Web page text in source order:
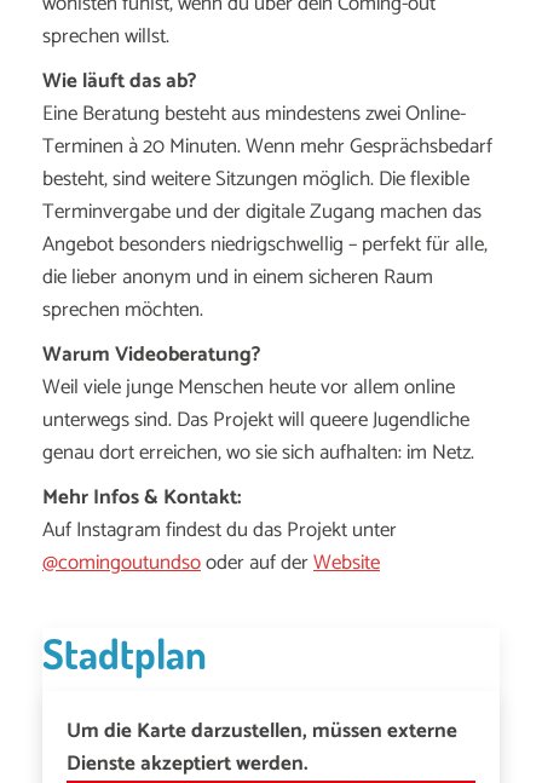
sprechen willst.
Wie läuft das ab?
Eine Beratung besteht aus mindestens zwei Online-
Terminen à 20 Minuten. Wenn mehr Gesprächsbedarf
besteht, sind weitere Sitzungen möglich. Die flexible
Terminvergabe und der digitale Zugang machen das
Angebot besonders niedrigschwellig – perfekt für alle,
die lieber anonym und in einem sicheren Raum
sprechen möchten.
Warum Videoberatung?
Weil viele junge Menschen heute vor allem online
unterwegs sind. Das Projekt will queere Jugendliche
genau dort erreichen, wo sie sich aufhalten: im Netz.
Mehr Infos & Kontakt:
Auf Instagram findest du das Projekt unter
@comingoutundsooder auf derWebsite
Stadtplan
Um die Karte darzustellen, müssen externe
Dienste akzeptiert werden.